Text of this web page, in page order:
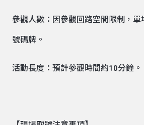
參觀人數：因參觀回路空間限制，單
號碼牌。
活動長度：預計參觀時間約10分鐘。